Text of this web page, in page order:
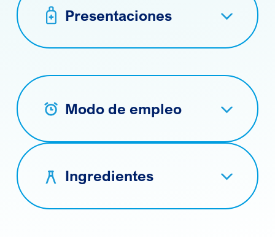
Presentaciones
Modo de empleo
Ingredientes